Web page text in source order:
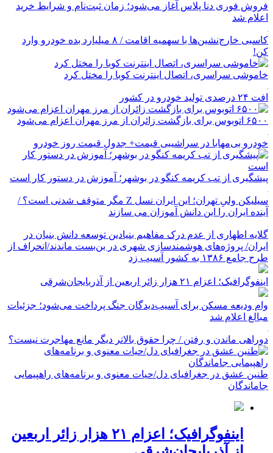
فروش فوری دنا پلاس آغاز می‌شود؛ زمان ثبت‌نام و شرایط خرید
اعلام شد
کاسبی خارج‌نشین‌ها با سهمیه اقامت / ۸ میلیارد بده خودرو وارد
کن!
خاموشی سراسری، اتصال اینترنت کوبا را مختل کرد
افت ۲۴ درصدی تولید خودرو در کشور
۶۵۰۰ اتوبوس برای بازگشت زائران از مرز مهران اعزام می‌شود
خودرو بی‌مهابا در سراشیبی قیمت+ جدول قیمت روز خودرو
پیشگیری از تب کریمه کنگو در بوشهر؛ آموزش در دستور کار است
سیلیکن ولیِ تهران؛ این ایران نسل Z مگر متوقف شدنی است؟ /
آینده ایران را این دانش آموزان می سازند
گلایه اطهاری از عدم درک مفاهیم بنیادین توسعه دانش بنیان در
ایران/ پروژه‌های هوشمندسازی شهری در بن‌بست ماندند/انحراف از
طرح جامع ۱۳۸۶ به کشور آسیب زد
اینفوگرافیک؛ اعزام ۲۱ هزار زائر اربعین از آذربایجان‌شرقی
وام ودیعه مسکن برای آسیب‌دیدگان جنگ پرداخت می‌شود؛ جزئیات
مبالغ اعلام شد
دوراهی ماندن و رفتن / چرا حقوق بالاتر دیگر مانع مهاجرت نیست؟
طنین عشق در جغرافیای دل/حیات معنوی و برنامه‌های راهپیمایی
جاماندگان
اینفوگرافیک؛ اعزام ۲۱ هزار زائر اربعین